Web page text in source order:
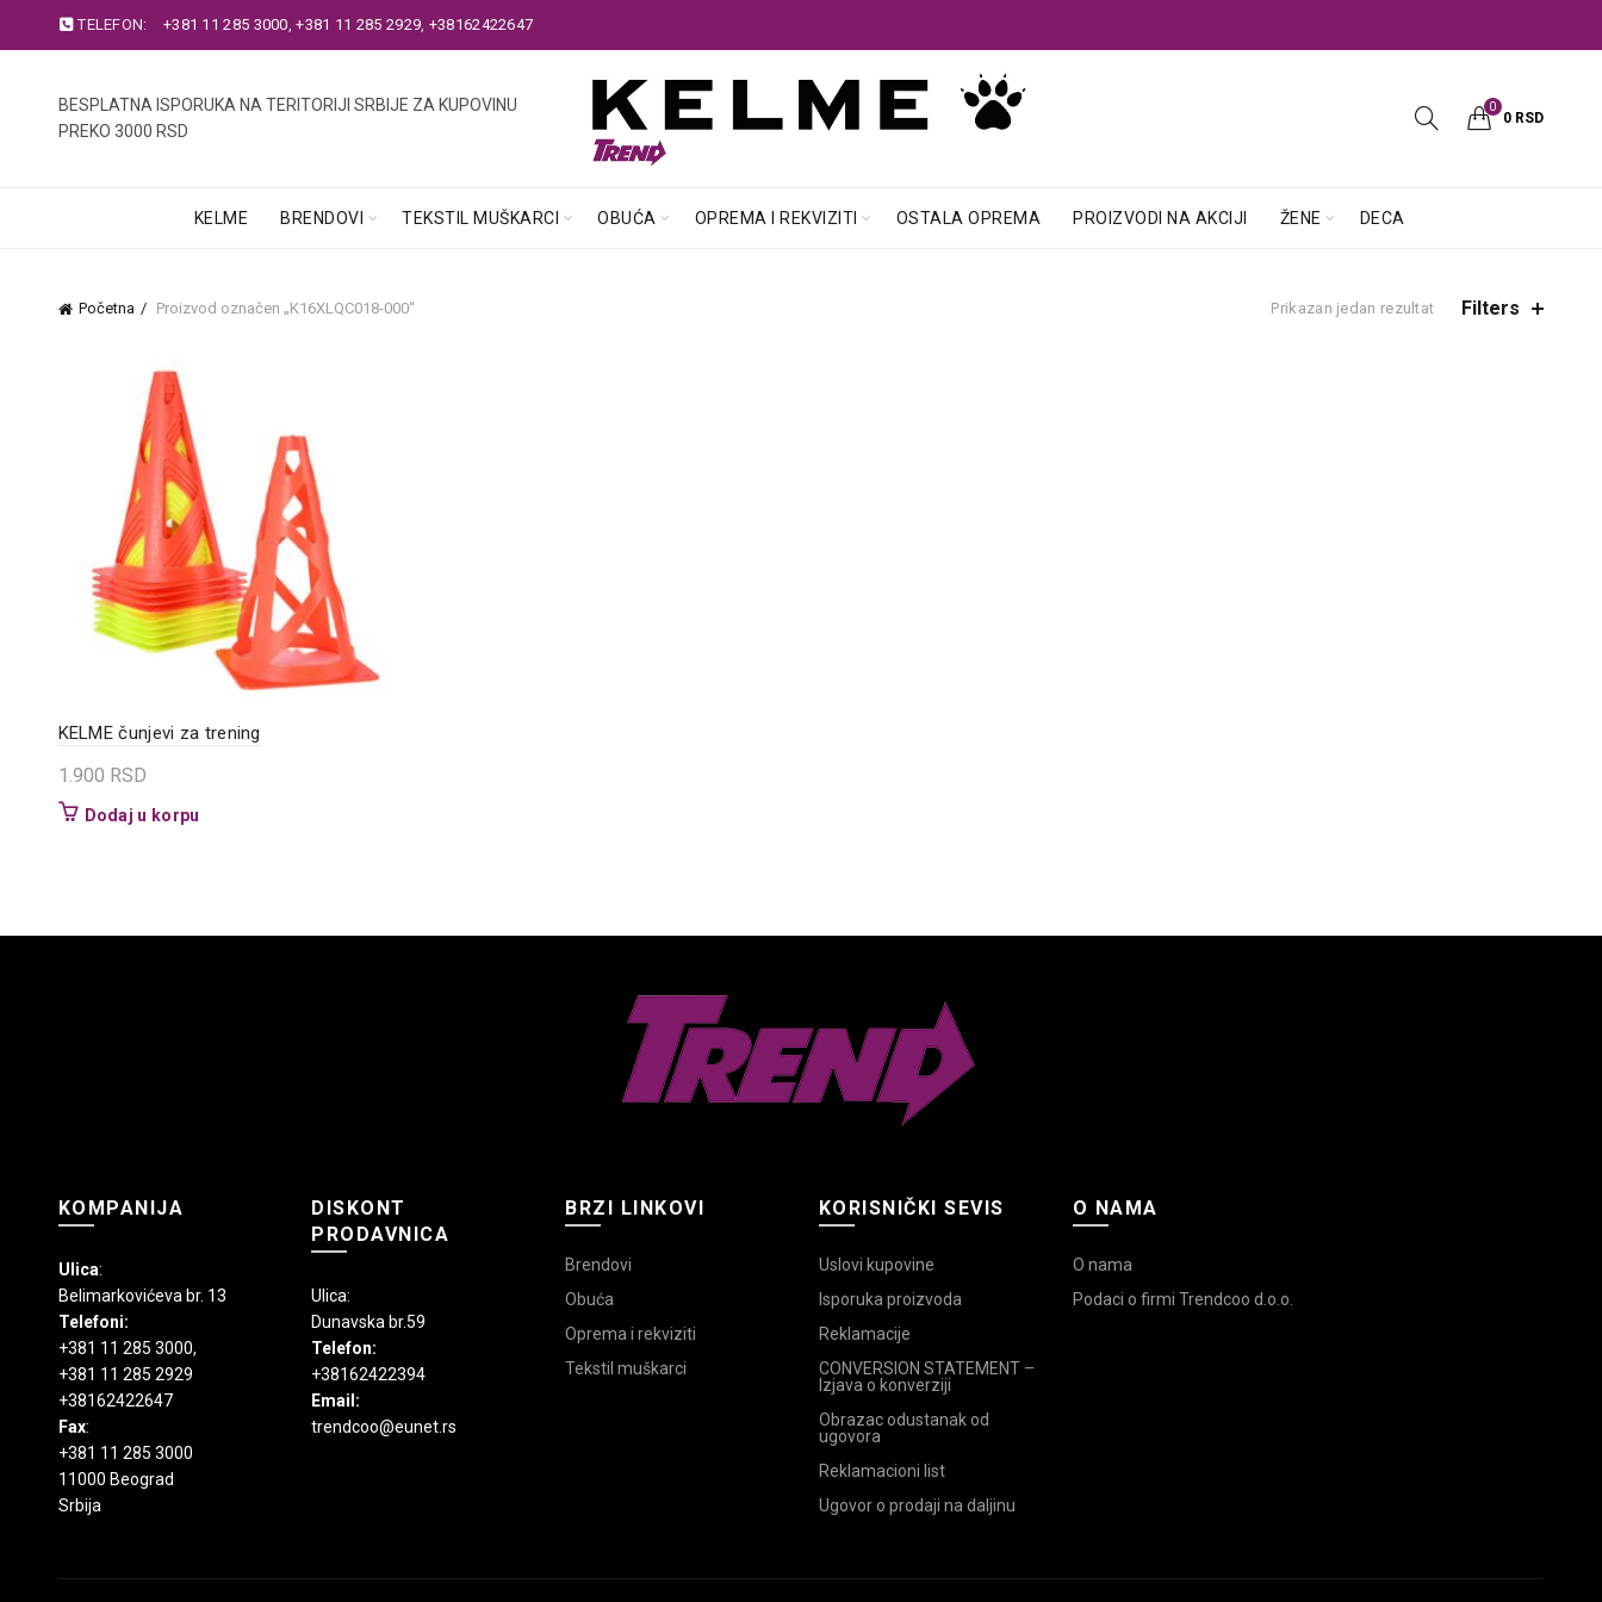
TELEFON: +381 11 285 3000,+381 11 285 2929, +38162422647
BESPLATNA ISPORUKA NA TERITORIJI SRBIJE ZA KUPOVINU
PREKO 3000 RSD
0
0 RSD
KELME BRENDOVI TEKSTIL MUŠKARCI OBUĆA OPREMA I REKVIZITI OSTALA OPREMA PROIZVODI NA AKCIJI ŽENE DECA
Početna Proizvod označen „K16XLQC018-000“ Prikazan jedan rezultat Filters
KELME čunjevi za trening
1.900 RSD
Dodaj u korpu
KOMPANIJA
Ulica:
Belimarkovićeva br. 13
Telefoni:
+381 11 285 3000,
+381 11 285 2929
+38162422647
Fax:
+381 11 285 3000
11000 Beograd
Srbija
DISKONT
PRODAVNICA
Ulica:
Dunavska br.59
Telefon:
+38162422394
Email:
trendcoo@eunet.rs
BRZI LINKOVI
Brendovi
Obuća
Oprema i rekviziti
Tekstil muškarci
KORISNIČKI SEVIS
Uslovi kupovine
Isporuka proizvoda
Reklamacije
CONVERSION STATEMENT –
Izjava o konverziji
Obrazac odustanak od
ugovora
Reklamacioni list
Ugovor o prodaji na daljinu
O NAMA
O nama
Podaci o firmi Trendcoo d.o.o.